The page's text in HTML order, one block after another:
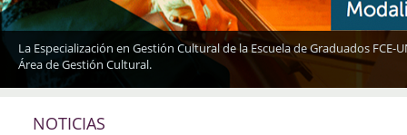
La Especialización en Gestión Cultural de la Escuela de Graduados
Área de Gestión Cultural.
NOTICIAS